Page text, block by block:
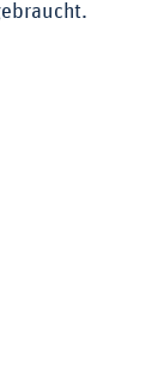
zu Antibiotika: